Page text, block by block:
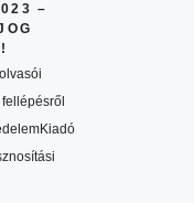
–
Kiadó